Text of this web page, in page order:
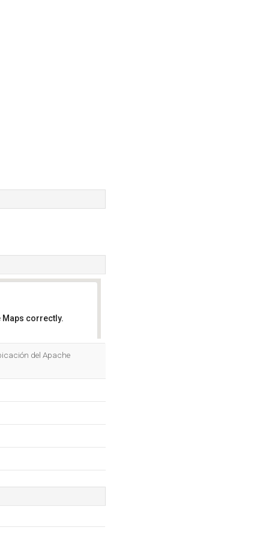
Maps correctly.
del Apache